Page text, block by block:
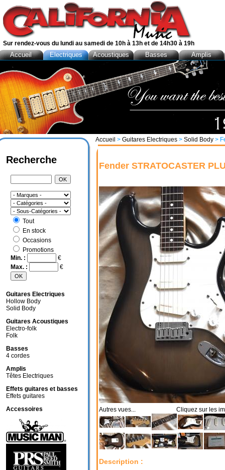
Accueil > Guitares Electriques > Solid Body >
Fender STRATOCASTER
Autres vues... Cliquez sur les
Description :
Recherche
Tout
En stock
Occasions
Promotions
Min. :
€
Max. :
€
Guitares Electriques
Hollow Body
Solid Body
Guitares Acoustiques
Electro-folk
Folk
Basses
4 cordes
Amplis
Têtes Electriques
Effets guitares et basses
Effets guitares
Accessoires
Sur rendez-vous du lundi au samedi de 10h à 13h et de 14h30 à 19h
Accueil Electriques Acoustiques Basses Amplis